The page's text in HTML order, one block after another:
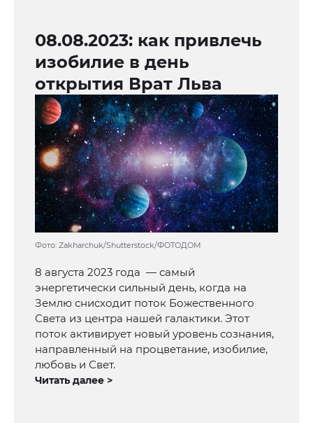
08.08.2023: как привлечь
изобилие в день
открытия Врат Льва
Фото: Zakharchuk/Shutterstock/ФОТОДОМ
8 августа 2023 года — самый
энергетически сильный день, когда на
Землю снисходит поток Божественного
Света из центра нашей галактики. Этот
поток активирует новый уровень сознания,
направленный на процветание, изобилие,
любовь и Свет.
Читать далее >